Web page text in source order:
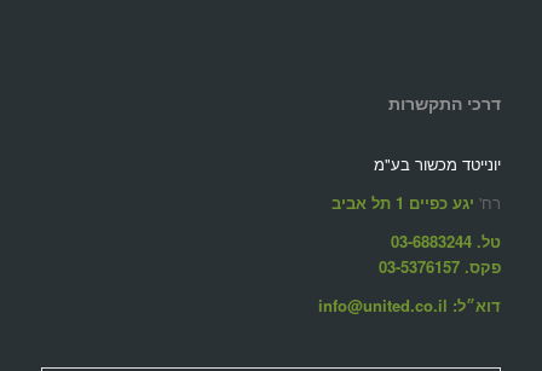
דרכי התקשרות
יונייטד מכשור בע"מ
רח' יגע כפיים 1 תל אביב
טל. 03-6883244
פקס. 03-5376157
דוא״ל: info@united.co.il